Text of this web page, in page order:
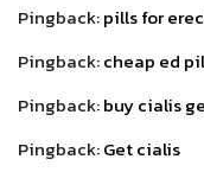
Pingback:pills for
Pingback:cheap ed
Pingback:buy cialis
Pingback:Get cialis